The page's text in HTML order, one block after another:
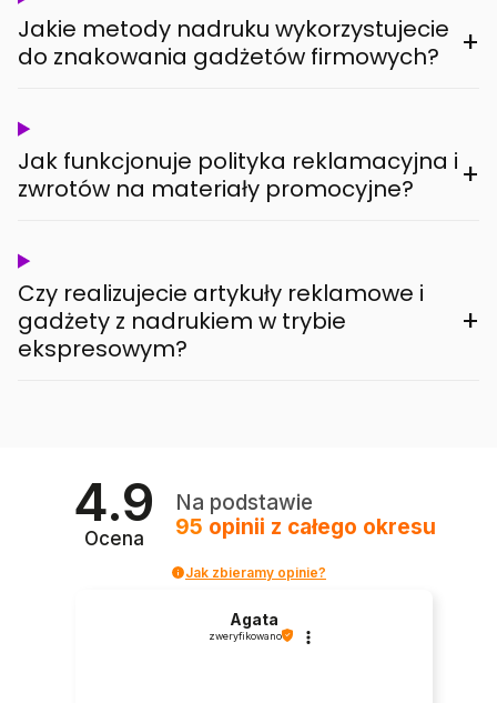
Jakie metody nadruku wykorzystujecie
do znakowania gadżetów firmowych?
+
Jak funkcjonuje polityka reklamacyjna i
zwrotów na materiały promocyjne?
+
Czy realizujecie artykuły reklamowe i
gadżety z nadrukiem w trybie
ekspresowym?
+
4.9
Ocena
Na podstawie
95 opinii z całego okresu
Jak zbieramy opinie?
Agata
zweryfikowano